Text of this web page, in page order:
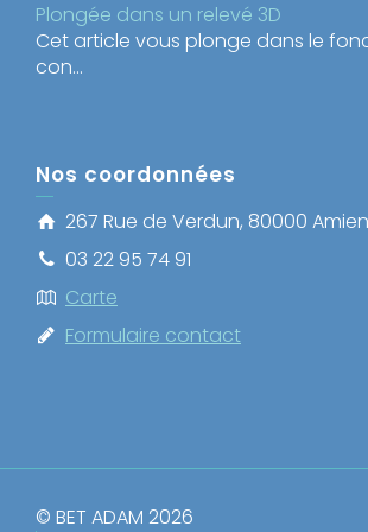
Plongée dans un relevé 3D
Cet article vous plonge dans le
con...
Nos coordonnées
267 Rue de Verdun, 80000
03 22 95 74 91
Carte
Formulaire contact
© BET ADAM 2026